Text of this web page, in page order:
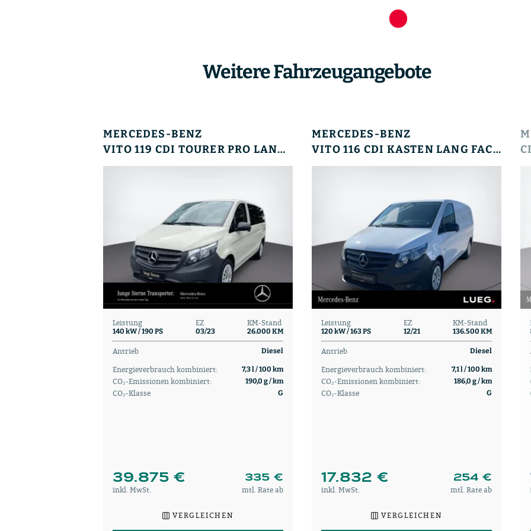
Weitere Fahrzeugangebote
MERCEDES-BENZ
VITO 119 CDI TOURER PRO LANG AHK AUT FACELIFT
Leistung
140 kW / 190 PS
EZ
03/23
KM-Stand
26.000 KM
Antrieb Diesel
Energieverbrauch kombiniert: 7,3 l / 100 km
CO₂-Emissionen kombiniert: 190,0 g / km
CO₂-Klasse G
39.875 € 335 €
inkl. MwSt. mtl. Rate ab
VERGLEICHEN
MERCEDES-BENZ
VITO 116 CDI KASTEN LANG FACELIFT KAM. KLIMAA
Leistung
120 kW / 163 PS
EZ
12/21
KM-Stand
136.500 KM
Antrieb Diesel
Energieverbrauch kombiniert: 7,1 l / 100 km
CO₂-Emissionen kombiniert: 186,0 g / km
CO₂-Klasse G
17.832 € 254 €
inkl. MwSt. mtl. Rate ab
VERGLEICHEN